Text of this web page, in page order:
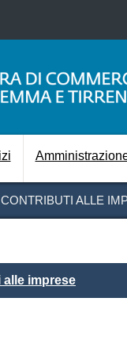
ALLE
alle
imprese